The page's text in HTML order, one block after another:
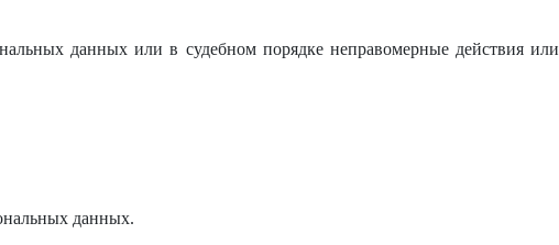
данных или в судебном порядке неправомерные действия или
данных.